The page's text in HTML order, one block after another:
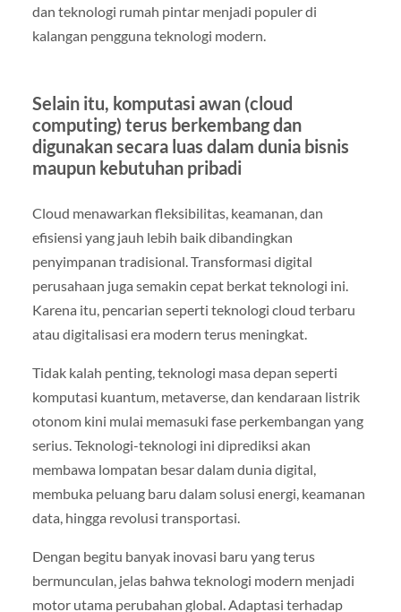
dan teknologi rumah pintar menjadi populer di
kalangan pengguna teknologi modern.
Selain itu, komputasi awan (cloud
computing) terus berkembang dan
digunakan secara luas dalam dunia bisnis
maupun kebutuhan pribadi
Cloud menawarkan fleksibilitas, keamanan, dan
efisiensi yang jauh lebih baik dibandingkan
penyimpanan tradisional. Transformasi digital
perusahaan juga semakin cepat berkat teknologi ini.
Karena itu, pencarian seperti teknologi cloud terbaru
atau digitalisasi era modern terus meningkat.
Tidak kalah penting, teknologi masa depan seperti
komputasi kuantum, metaverse, dan kendaraan listrik
otonom kini mulai memasuki fase perkembangan yang
serius. Teknologi-teknologi ini diprediksi akan
membawa lompatan besar dalam dunia digital,
membuka peluang baru dalam solusi energi, keamanan
data, hingga revolusi transportasi.
Dengan begitu banyak inovasi baru yang terus
bermunculan, jelas bahwa teknologi modern menjadi
motor utama perubahan global. Adaptasi terhadap